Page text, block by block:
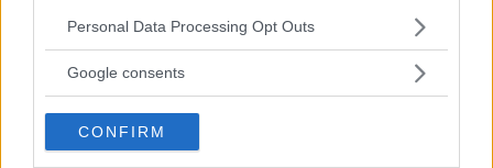
Please note that this website/app uses one or more Google
not limited to your visit or usage behaviour. You may click to
use your data for below specified purposes in below Google
consent section.
Personal Data Processing Opt Outs
Google consents
CONFIRM